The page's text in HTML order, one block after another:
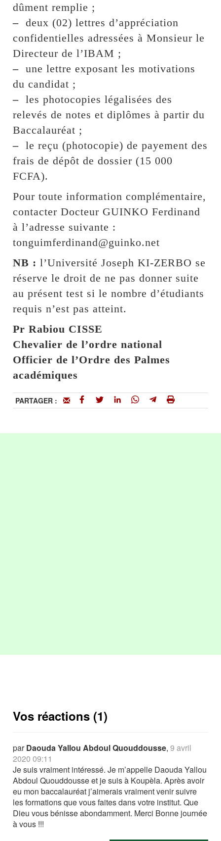
dûment remplie ;
– deux (02) lettres d’appréciation
confidentielles adressées à Monsieur le
Directeur de l’IBAM ;
– une lettre exposant les motivations
du candidat ;
– les photocopies légalisées des
relevés de notes et diplômes à partir du
Baccalauréat ;
– le reçu (photocopie) de payement des
frais de dépôt de dossier (15 000
FCFA).
Pour toute information complémentaire,
contacter Docteur GUINKO Ferdinand
à l’adresse suivante :
tonguimferdinand@guinko.net
NB :l’Université Joseph KI-ZERBO se
réserve le droit de ne pas donner suite
au présent test si le nombre d’étudiants
requis n’est pas atteint.
Pr Rabiou CISSE
Chevalier de l’ordre national
Officier de l’Ordre des Palmes
académiques
PARTAGER :
Vos réactions (1)
parDaouda Yallou Abdoul Quouddousse,9 avril
2020 09:11
Je suis vraiment intéressé. Je m’appelle Daouda Yallou
Abdoul Quouddousse et je suis à Koupèla. Après avoir
eu mon baccalauréat j’aimerais vraiment venir suivre
les formations que vous faites dans votre institut. Que
Dieu vous bénisse abondamment. Merci Bonne journée
à vous !!!